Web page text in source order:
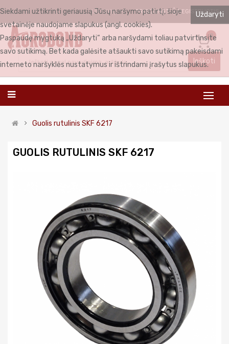
LIETUVIŲ PRISIJUNGTI REGISTRUOTIS
0
Ieškoti
Guolis rutulinis SKF 6217
GUOLIS RUTULINIS SKF 6217
Uždaryti
Siekdami užtikrinti geriausią Jūsų naršymo patirtį, šioje
svetainėje naudojame slapukus (angl. cookies).
Paspaudę mygtuką „Uždaryti“ arba naršydami toliau patvirtinsite
savo sutikimą. Bet kada galėsite atšaukti savo sutikimą pakeisdami
interneto naršyklės nustatymus ir ištrindami įrašytus slapukus.